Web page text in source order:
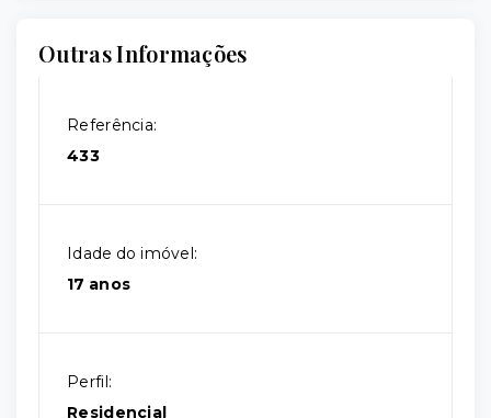
Outras Informações
Referência:
433
Idade do imóvel:
17 anos
Perfil:
Residencial